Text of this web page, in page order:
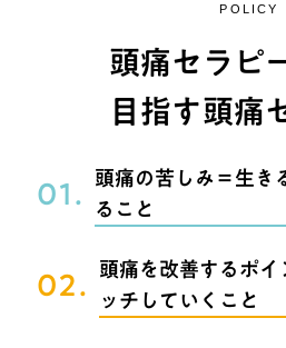
POLICY
頭痛セラピ
目指す頭痛
01.
頭痛の苦しみ＝生き
ること
02.
頭痛を改善するポイ
ッチしていくこと